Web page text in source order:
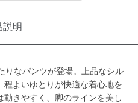
説明
りなパンツが登場。上品なシル
よいゆとりが快適な着心地を
きやすく、脚のラインを美し